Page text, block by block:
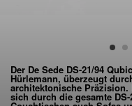
Der De Sede DS-21/94
Hürlemann, überzeugt
architektonische Präzision.
sich durch die gesamte